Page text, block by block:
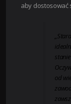
aby dostosować
od